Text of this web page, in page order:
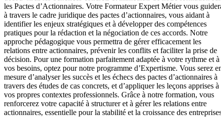
les Pactes d’Actionnaires. Votre Formateur Expert Métier vous
à travers le cadre juridique des pactes d’actionnaires, vous aidant à
identifier les enjeux stratégiques et à développer des compétences
pratiques pour la rédaction et la négociation de ces accords. Notre
approche pédagogique vous permettra de gérer efficacement les
relations entre actionnaires, prévenir les conflits et faciliter la prise de
décision. Pour une formation parfaitement adaptée à votre rythme et à
vos besoins, optez pour notre programme d’Expertisme. Vous serez
mesure d’analyser les succès et les échecs des pactes d’actionnaires à
travers des études de cas concrets, et d’appliquer les leçons apprises à
vos propres contextes professionnels. Grâce à notre formation, vous
renforcerez votre capacité à structurer et à gérer les relations entre
actionnaires, essentielle pour la stabilité et la croissance des